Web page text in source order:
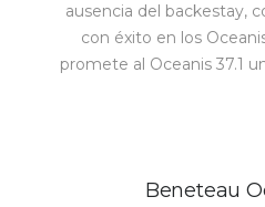
ausencia del backestay,
con éxito en los
promete al Oceanis 37.1
Beneteau